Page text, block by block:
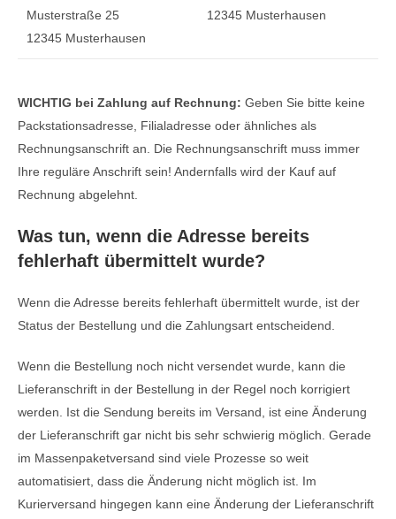
Musterstraße 25
12345 Musterhausen
12345 Musterhausen
WICHTIG bei Zahlung auf Rechnung: Geben Sie bitte keine
Packstationsadresse, Filialadresse oder ähnliches als
Rechnungsanschrift an. Die Rechnungsanschrift muss immer
Ihre reguläre Anschrift sein! Andernfalls wird der Kauf auf
Rechnung abgelehnt.
Was tun, wenn die Adresse bereits
fehlerhaft übermittelt wurde?
Wenn die Adresse bereits fehlerhaft übermittelt wurde, ist der
Status der Bestellung und die Zahlungsart entscheidend.
Wenn die Bestellung noch nicht versendet wurde, kann die
Lieferanschrift in der Bestellung in der Regel noch korrigiert
werden. Ist die Sendung bereits im Versand, ist eine Änderung
der Lieferanschrift gar nicht bis sehr schwierig möglich. Gerade
im Massenpaketversand sind viele Prozesse so weit
automatisiert, dass die Änderung nicht möglich ist. Im
Kurierversand hingegen kann eine Änderung der Lieferanschrift